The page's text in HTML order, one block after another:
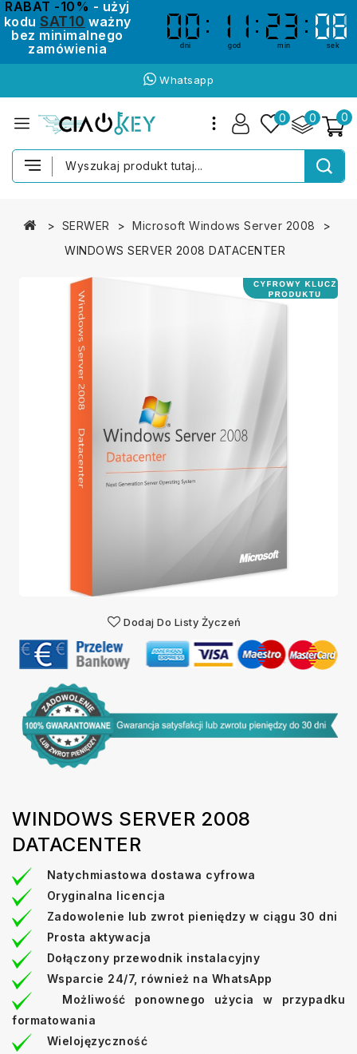
RABAT -10% - użyj
koduSAT10 ważny
bez minimalnego
zamówienia
00
00
dni
11
11
god
23
23
min
06
06
sek
Whatsapp
0
0
0
SERWER
Microsoft Windows Server 2008
WINDOWS SERVER 2008 DATACENTER
Dodaj Do Listy Życzeń
WINDOWS SERVER 2008
DATACENTER
Natychmiastowa dostawa cyfrowa
Oryginalna licencja
Zadowolenie lub zwrot pieniędzy w ciągu 30 dni
Prosta aktywacja
Dołączony przewodnik instalacyjny
Wsparcie 24/7, również na WhatsApp
Możliwość ponownego użycia w przypadku
formatowania
Wielojęzyczność